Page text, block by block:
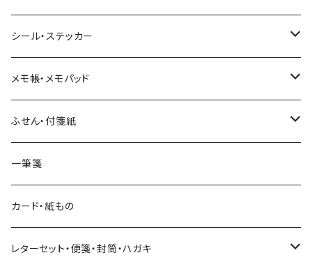
ヨハク
和紙
透明クリア
Hutte paper works （プロペラスタジオ）
ネクタイ
透明クリアテープ
柄・モチーフで選ぶ（マステ）
いちご・ストロベリー
マインドウェイブ
シール・ステッカー
フレークシール
パピアプラッツ（作家もの）
ヨハク
ステッカーシール
マインドウェイブ
田村美紀
立体シール
メモ帳・メモパッド
ヨハク
HUTTE PAPER WORKS
表現社（作家もの）
星燈社
ふせん・付箋紙
ヨハク
HUTTE PAPER WORKS
古川紙工
一筆箋
カード・紙もの
レターセット・便箋・封筒・ハガキ